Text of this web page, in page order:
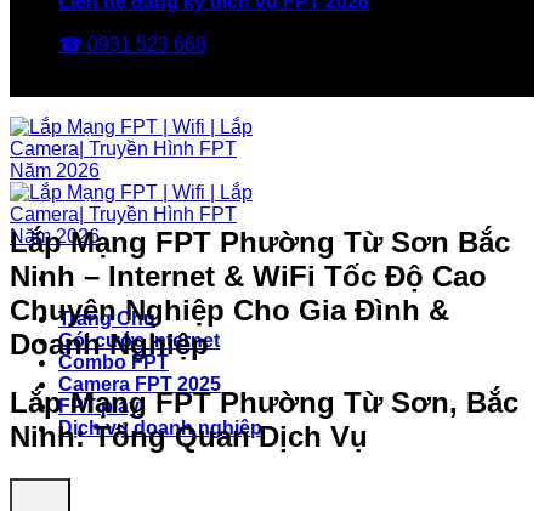
☎ 0931 523 668
Trang Chủ
Gói cước internet
Combo FPT
Camera FPT 2025
FPT play
Dịch vụ doanh nghiệp
Lắp Mạng FPT Phường Từ Sơn Bắc
Ninh – Internet & WiFi Tốc Độ Cao
Chuyên Nghiệp Cho Gia Đình &
Doanh Nghiệp
Lắp Mạng FPT Phường Từ Sơn, Bắc
Ninh: Tổng Quan Dịch Vụ